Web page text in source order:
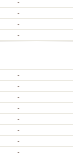
-
-
-
-
-
-
-
-
-
-
-
-